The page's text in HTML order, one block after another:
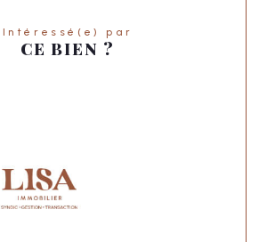
Intéressé(e) par
CE BIEN ?